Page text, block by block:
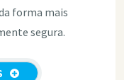
forma mais
segura.